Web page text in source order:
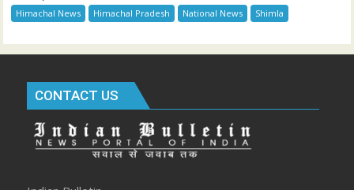
Himachal News Himachal Pradesh National News Shimla
CONTACT US